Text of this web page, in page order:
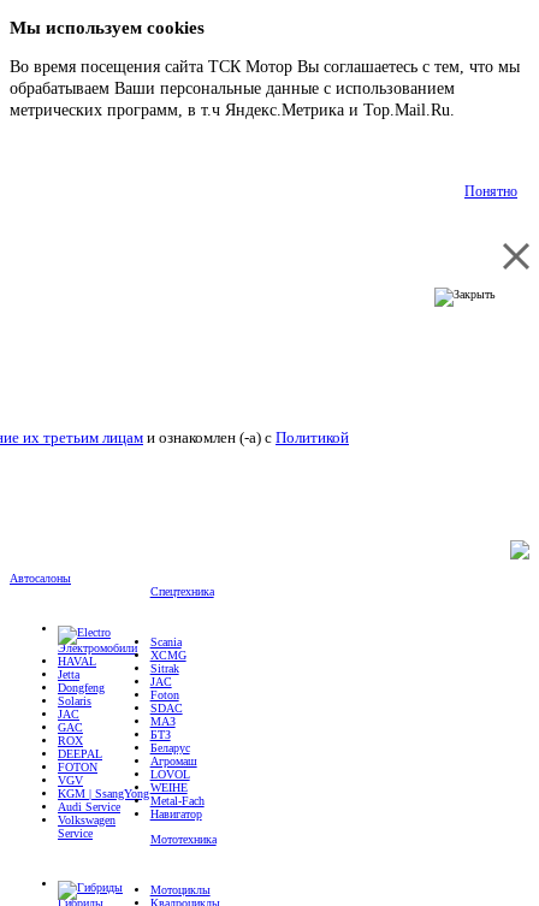
Мы используем cookies
Во время посещения сайта ТСК Мотор Вы соглашаетесь с тем, что мы
обрабатываем Ваши персональные данные с использованием
метрических программ, в т.ч Яндекс.Метрика и Top.Mail.Ru.
Понятно
их третьим лицами ознакомлен (-а) cПолитикой конфиденциальности
Электромобили
HAVAL
Jetta
Dongfeng
Solaris
JAC
GAC
ROX
DEEPAL
FOTON
VGV
KGM | SsangYong
Audi Service
Volkswagen
Service
Гибриды
Changan
XCMG
Sitrak
JAC
Foton
SDAC
МАЗ
БТЗ
Беларус
Агромаш
LOVOL
WEIHE
Metal-Fach
Навигатор
Мототехника
Квадроциклы
Скутеры и мопеды